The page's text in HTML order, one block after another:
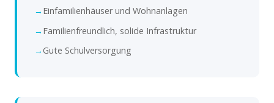
Einfamilienhäuser und Wohnanlagen
Familienfreundlich, solide Infrastruktur
Gute Schulversorgung